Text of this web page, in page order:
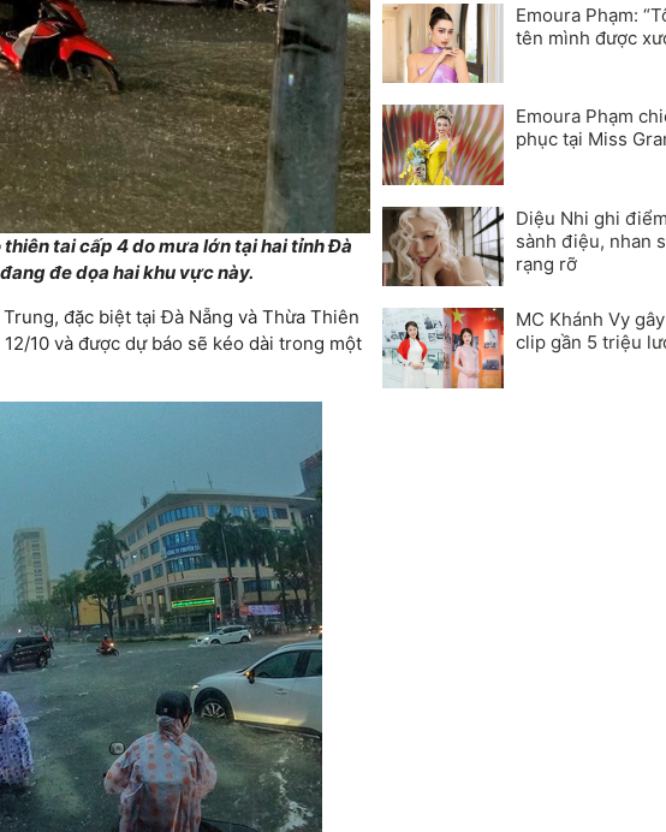
tai cấp 4 do mưa lớn tại hai tỉnh Đà
đe dọa hai khu vực này.
đặc biệt tại Đà Nẵng và Thừa Thiên
10 và được dự báo sẽ kéo dài trong một
Emoura Phạm:
tên mình được
Emoura Phạm
phục tại Miss
Diệu Nhi ghi
sành điệu, nhan
rạng rỡ
MC Khánh Vy
clip gần 5 triệu